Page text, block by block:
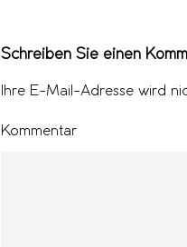
Schreiben Sie einen
Ihre E-Mail-Adresse wird
Kommentar